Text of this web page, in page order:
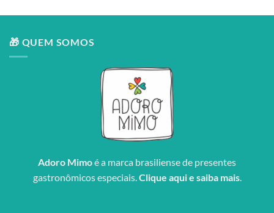
🎁 QUEM SOMOS
Adoro Mimoé a marca brasiliense de presentes
gastronômicos especiais.Clique aqui e saiba mais.